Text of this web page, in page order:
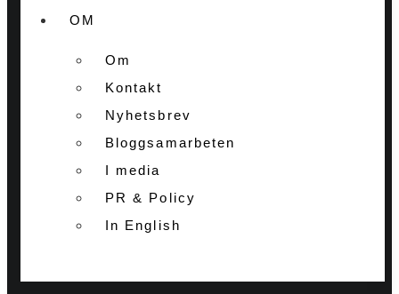
OM
Om
Kontakt
Nyhetsbrev
Bloggsamarbeten
I media
PR & Policy
In English